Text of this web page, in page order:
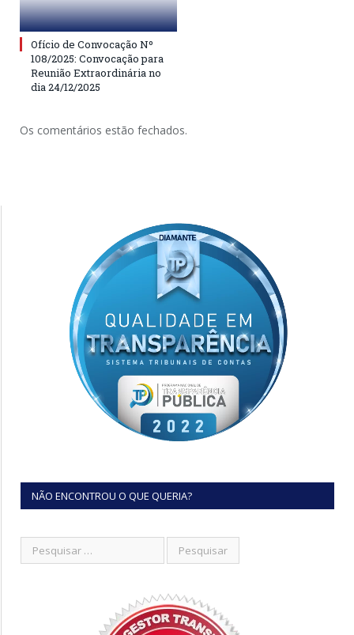
Ofício de Convocação Nº
108/2025: Convocação para
Reunião Extraordinária no
dia 24/12/2025
Os comentários estão fechados.
NÃO ENCONTROU O QUE QUERIA?